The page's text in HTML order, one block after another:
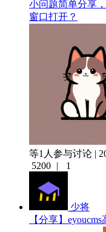
小问题简单分享
窗口打开？
等1人参与讨论 |
5200 | 1
少将
【分享】​